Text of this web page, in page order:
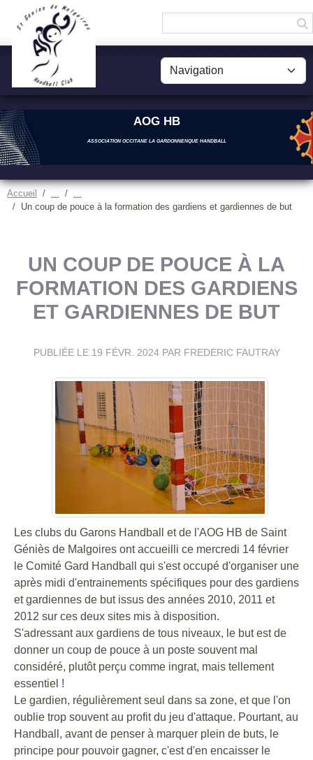
AOG HB
ASSOCIATION OCCITANE LA GARDONNENQUE HANDBALL
Accueil
Un coup de pouce à la formation des gardiens et gardiennes de but
UN COUP DE POUCE À LA
FORMATION DES GARDIENS
ET GARDIENNES DE BUT
PUBLIÉE LE 19 FÉVR. 2024PAR FREDERIC FAUTRAY
Les clubs du Garons Handball et de l'AOG HB de Saint
Géniès de Malgoires ont accueilli ce mercredi 14 février
le Comité Gard Handball qui s'est occupé d'organiser une
après midi d'entrainements spécifiques pour des gardiens
et gardiennes de but issus des années 2010, 2011 et
2012 sur ces deux sites mis à disposition.
S'adressant aux gardiens de tous niveaux, le but est de
donner un coup de pouce à un poste souvent mal
considéré, plutôt perçu comme ingrat, mais tellement
essentiel !
Le gardien, régulièrement seul dans sa zone, et que l'on
oublie trop souvent au profit du jeu d'attaque. Pourtant, au
Handball, avant de penser à marquer plein de buts, le
principe pour pouvoir gagner, c'est d'en encaisser le
Panneau de gestion des cookies